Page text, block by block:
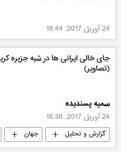
24 آوریل 2017, 18:44
جای خالی ایرانی ها در شبه جزیره
(تصاویر)
سمیه پسندیده
24 آوریل 2017, 18:38
گزارش و تحلیل جهان